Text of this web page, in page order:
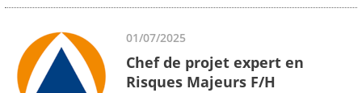
01/07/2025
Chef de projet expert en
Risques Majeurs F/H